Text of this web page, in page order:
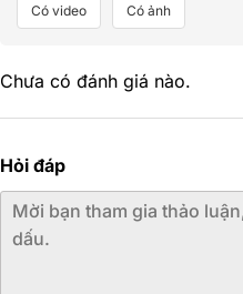
Có video Có ảnh
Chưa có đánh giá nào.
Hỏi đáp